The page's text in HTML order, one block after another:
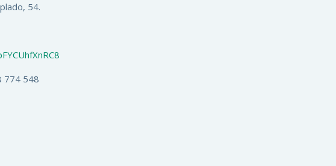
54.
774 548